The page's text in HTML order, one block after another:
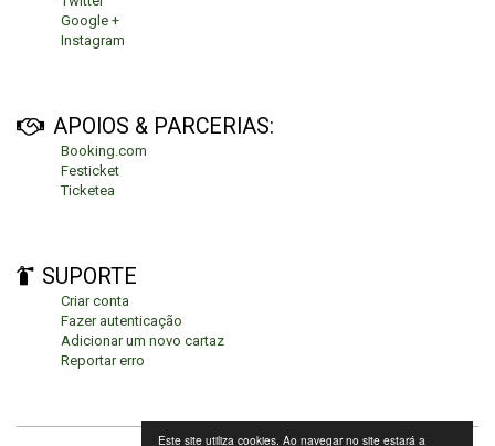
Este site utiliza cookies. Ao navegar no site estará a
Google +
Instagram
APOIOS & PARCERIAS:
Booking.com
Festicket
Ticketea
SUPORTE
Criar conta
Fazer autenticação
Adicionar um novo cartaz
Reportar erro